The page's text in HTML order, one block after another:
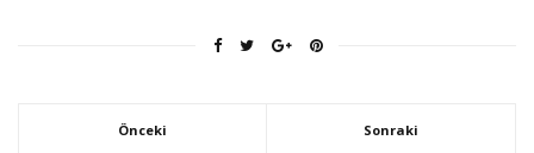
Önceki Sonraki